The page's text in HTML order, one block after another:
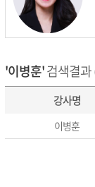
'이병훈'검색결과
강사명
이병훈